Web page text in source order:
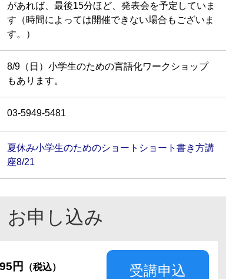
があれば、最後15分ほど、発表会を予定していま
す（時間によっては開催できない場合もございま
す。）
8/9（日）小学生のための言語化ワークショップ
もあります。
03-5949-5481
夏休み小学生のためのショートショート書き方講
座8/21
お申し込み
円 （税込） 受講申込